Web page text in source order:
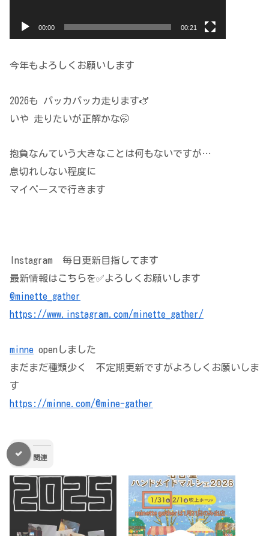
00:00 00:21
今年もよろしくお願いします
2026も パッカパッカ走ります🫏
いや 走りたいが正解かな🤭
抱負なんていう大きなことは何もないですが…
息切れしない程度に
マイペースで行きます
Instagram 毎日更新目指してます
最新情報はこちらを✅よろしくお願いします
@minette_gather
https://www.instagram.com/minette_gather/
minne openしました
まだまだ種類少く 不定期更新ですがよろしくお願いしま
す
https://minne.com/@mine-gather
関連